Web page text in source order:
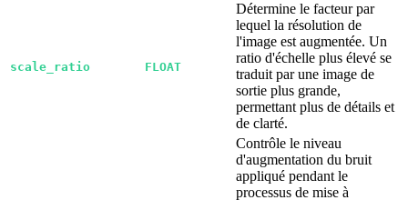
scale_ratio FLOAT
Détermine le facteur par
lequel la résolution de
l'image est augmentée. Un
ratio d'échelle plus élevé se
traduit par une image de
sortie plus grande,
permettant plus de détails et
de clarté.
Contrôle le niveau
d'augmentation du bruit
appliqué pendant le
processus de mise à